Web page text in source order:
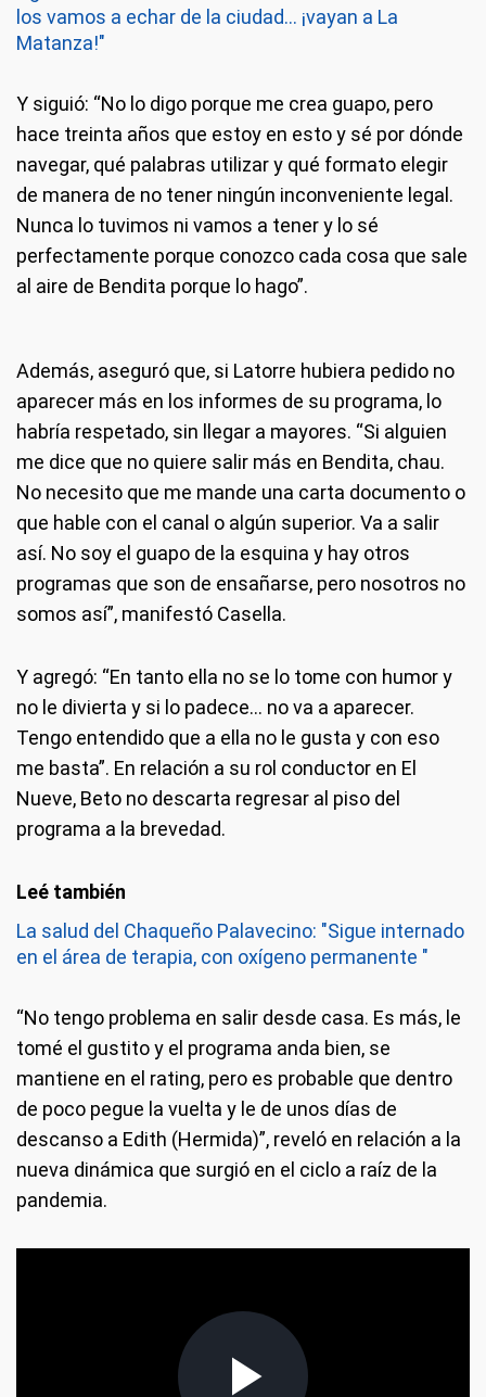
los vamos a echar de la ciudad... ¡vayan a La
Matanza!"
Y siguió: “No lo digo porque me crea guapo, pero
hace treinta años que estoy en esto y sé por dónde
navegar, qué palabras utilizar y qué formato elegir
de manera de no tener ningún inconveniente legal.
Nunca lo tuvimos ni vamos a tener y lo sé
perfectamente porque conozco cada cosa que sale
al aire de Bendita porque lo hago”.
Además, aseguró que, si Latorre hubiera pedido no
aparecer más en los informes de su programa, lo
habría respetado, sin llegar a mayores. “Si alguien
me dice que no quiere salir más en Bendita, chau.
No necesito que me mande una carta documento o
que hable con el canal o algún superior. Va a salir
así. No soy el guapo de la esquina y hay otros
programas que son de ensañarse, pero nosotros no
somos así”, manifestó Casella.
Y agregó: “En tanto ella no se lo tome con humor y
no le divierta y si lo padece… no va a aparecer.
Tengo entendido que a ella no le gusta y con eso
me basta”. En relación a su rol conductor en El
Nueve, Beto no descarta regresar al piso del
programa a la brevedad.
La salud del Chaqueño Palavecino: "Sigue internado
en el área de terapia, con oxígeno permanente "
“No tengo problema en salir desde casa. Es más, le
tomé el gustito y el programa anda bien, se
mantiene en el rating, pero es probable que dentro
de poco pegue la vuelta y le de unos días de
descanso a Edith (Hermida)”, reveló en relación a la
nueva dinámica que surgió en el ciclo a raíz de la
pandemia.